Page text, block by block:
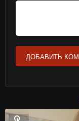
ДОБАВИТЬ